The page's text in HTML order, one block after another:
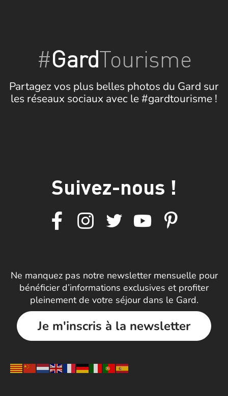
#GardTourisme
Partagez vos plus belles photos du Gard sur
les réseaux sociaux avec le #gardtourisme !
Suivez-nous !
Ne manquez pas notre newsletter mensuelle pour
bénéficier d’informations exclusives et profiter
pleinement de votre séjour dans le Gard.
Je m'inscris à la newsletter